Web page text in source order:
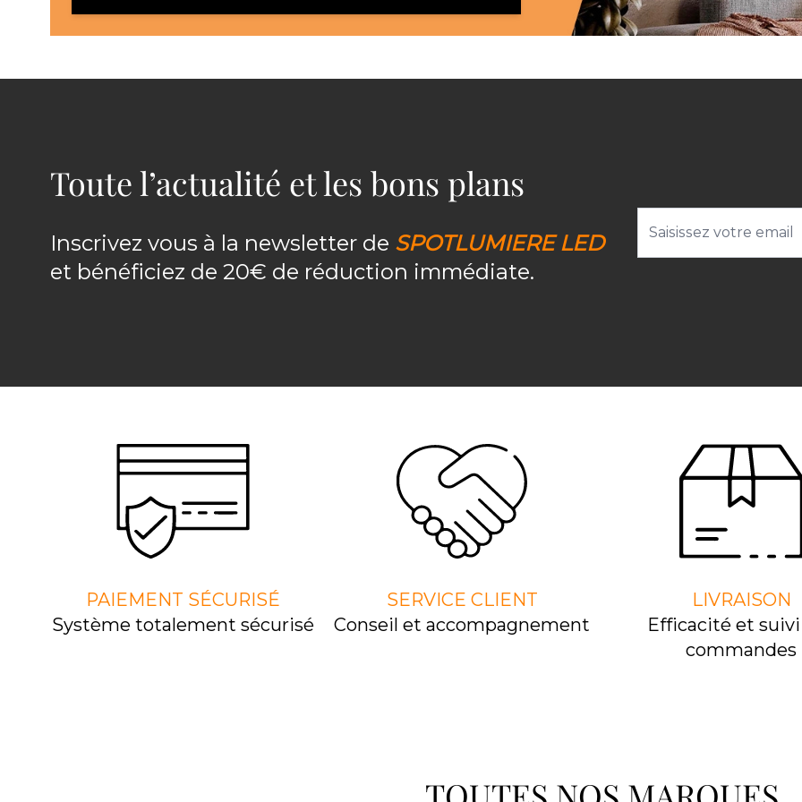
Toute l’actualité et les bons plans
Inscrivez vous à la newsletter de SPOTLUMIERE LED
et bénéficiez de 20€ de réduction immédiate.
PAIEMENT SÉCURISÉ
Système totalement sécurisé
SERVICE CLIENT
Conseil et accompagnement
LIVRAISON
Efﬁcacité et
commandes